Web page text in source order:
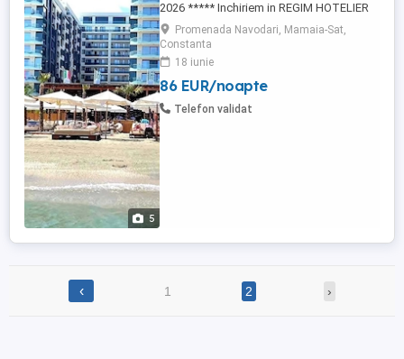
5
2026 ***** Inchiriem in REGIM HOTELIER
APARTAMENTE SI STUDIOURI Intr-unul din
cele mai frumoase si elegante resorturi
rezidentialle de 5 stele Situat in PRIMA
MAMAIA-NORD ***** FACILITATI:
PARCARE PRIVATA GRATUITA CU BARIERA
Promenada Navodari, Mamaia-Sat,
Constanta
18 iunie
86 EUR/noapte
Telefon validat
‹ 1 2 ›